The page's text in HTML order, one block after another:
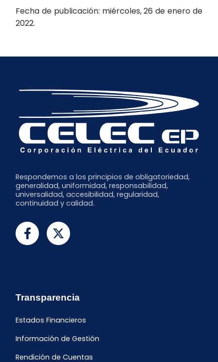
Fecha de publicación: miércoles, 26 de enero de
2022.
Respondemos a los principios de obligatoriedad,
generalidad, uniformidad, responsabilidad,
universalidad, accesibilidad, regularidad,
continuidad y calidad.
Transparencia
Estados Financieros
Información de Gestión
Rendición de Cuentas